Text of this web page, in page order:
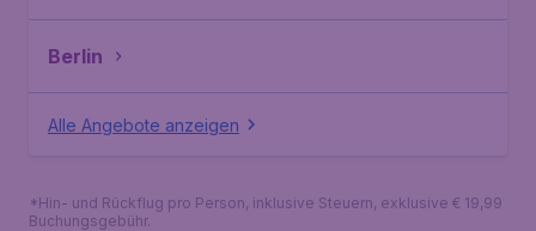
Berlin
Alle Angebote anzeigen
*Hin- und Rückflug pro Person, inklusive Steuern, exklusive € 19,99
Buchungsgebühr.